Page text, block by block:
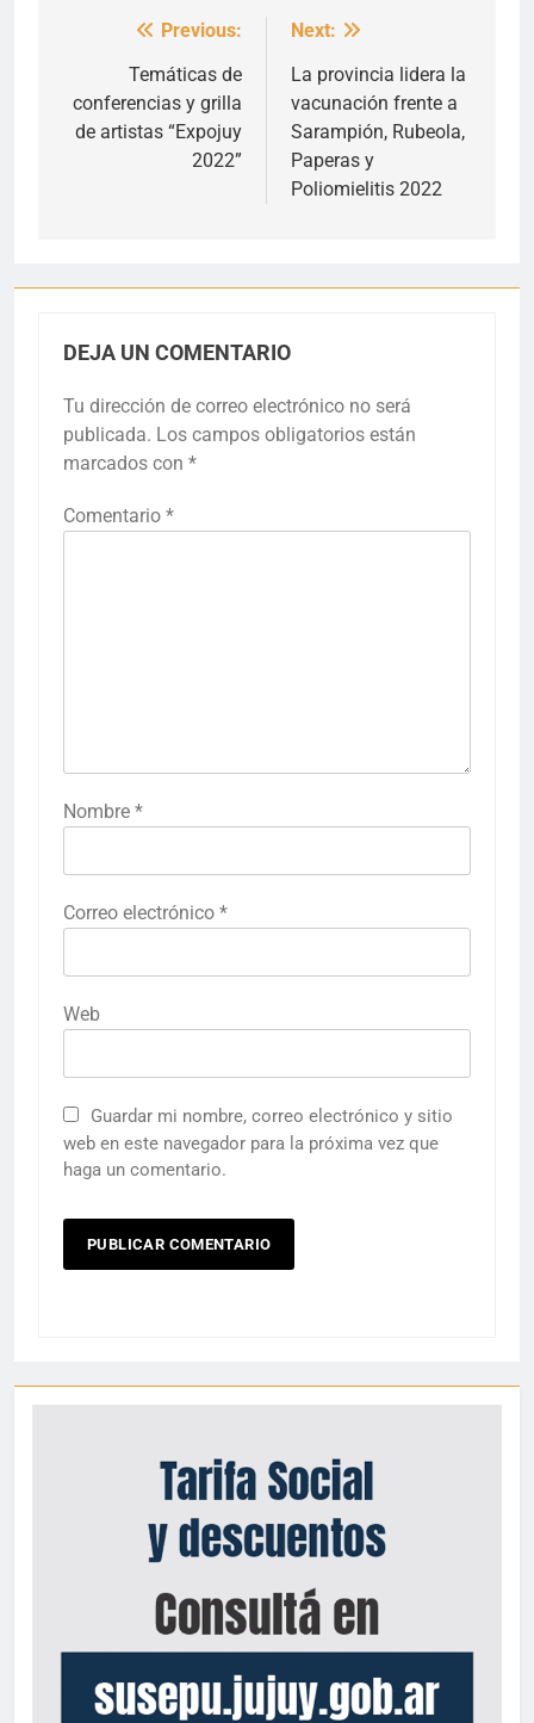
Navegación
entradas
Previous:
Temáticas de
conferencias y grilla
de artistas “Expojuy
2022”
Next:
La provincia lidera la
vacunación frente a
Sarampión, Rubeola,
Paperas y
Poliomielitis 2022
DEJA UN COMENTARIO
Tu dirección de correo electrónico no será
publicada. Los campos obligatorios están
marcados con *
Comentario *
Nombre *
Correo electrónico *
Web
Guardar mi nombre, correo electrónico y sitio
web en este navegador para la próxima vez que
haga un comentario.